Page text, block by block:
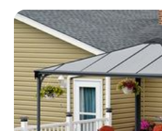
Varikatus Palermo 3600